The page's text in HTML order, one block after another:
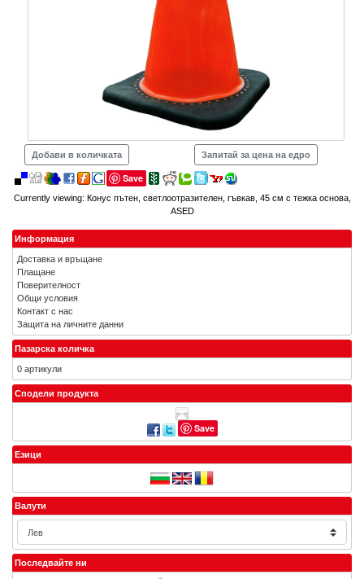
Добави в количката Запитай за цена на едро
Save
Currently viewing: Конус пътен, светлоотразителен, гъвкав, 45 см с тежка основа,
ASED
Информация
Доставка и връщане
Плащане
Поверителност
Общи условия
Контакт с нас
Защита на личните данни
Пазарска количка
0 артикули
Сподели продукта
Save
Езици
Валути
Последвайте ни